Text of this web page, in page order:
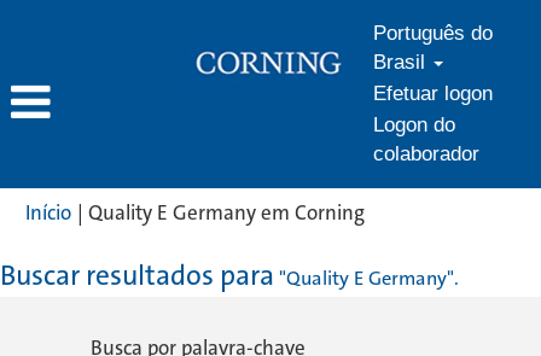
Português do
Brasil
Efetuar logon
Logon do
colaborador
Início | Quality E Germany em Corning(página
Buscar resultados para "Quality E Germany".
Busca por palavra-chave